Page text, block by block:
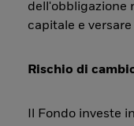
dell'obbligazione
capitale e
Rischio di
Il Fondo investe